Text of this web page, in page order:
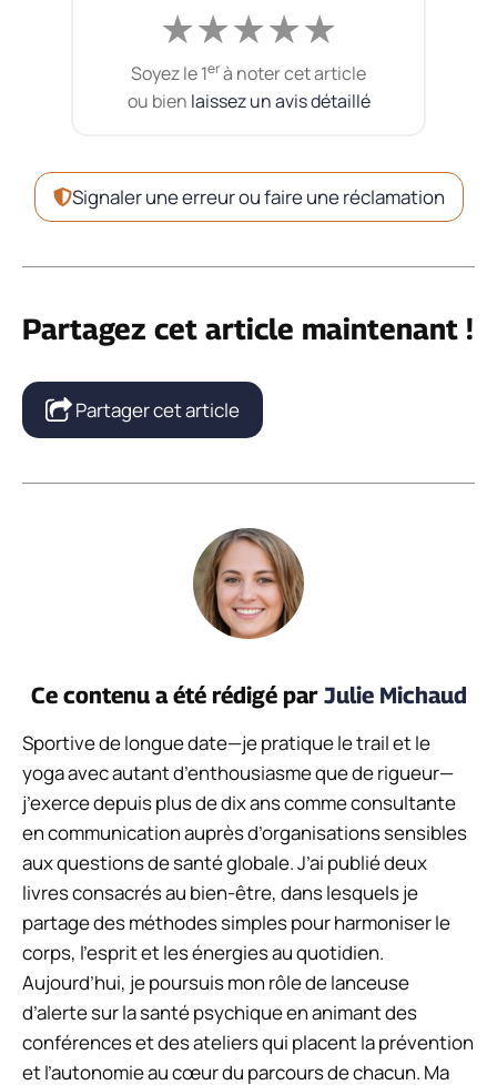
★★★★★
Soyez le 1erà noter cet article
ou bien laissez un avis détaillé
Signaler une erreur ou faire une réclamation
Partagez cet article maintenant !
Partager cet article
Ce contenu a été rédigé par Julie Michaud
Sportive de longue date—je pratique le trail et le
yoga avec autant d’enthousiasme que de rigueur—
j’exerce depuis plus de dix ans comme consultante
en communication auprès d’organisations sensibles
aux questions de santé globale. J’ai publié deux
livres consacrés au bien-être, dans lesquels je
partage des méthodes simples pour harmoniser le
corps, l’esprit et les énergies au quotidien.
Aujourd’hui, je poursuis mon rôle de lanceuse
d’alerte sur la santé psychique en animant des
conférences et des ateliers qui placent la prévention
et l’autonomie au cœur du parcours de chacun. Ma